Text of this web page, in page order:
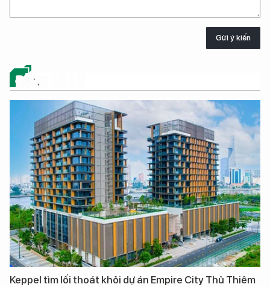
Gửi ý kiến
ĐỪNG BỎ LỠ
Keppel tìm lối thoát khỏi dự án Empire City Thủ Thiêm